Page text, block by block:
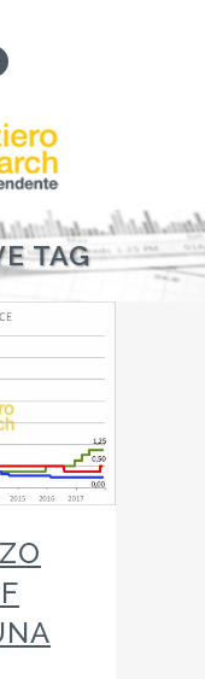
TAG